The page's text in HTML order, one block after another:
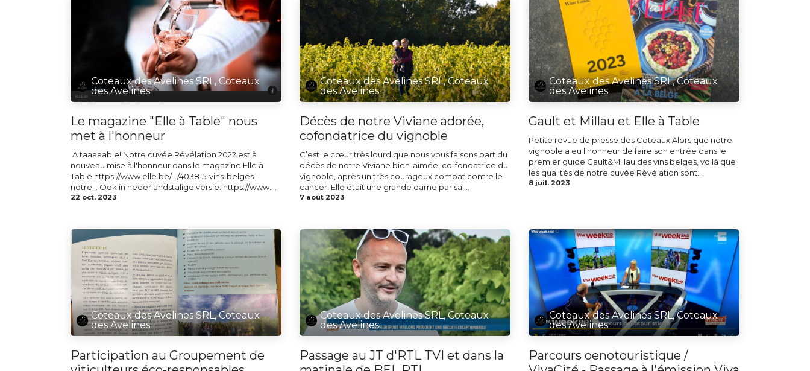
Coteaux des Avelines SRL, Coteaux
des Avelines
Le magazine "Elle à Table" nous
met à l'honneur
​ A taaaaable! Notre cuvée Révélation 2022 est à
nouveau mise à l'honneur dans le magazine Elle à
Table https://www.elle.be/.../403815-vins-belges-
notre... Ook in nederlandstalige versie: https://www....
22 oct. 2023
Coteaux des Avelines SRL, Coteaux
des Avelines
Décès de notre Viviane adorée,
cofondatrice du vignoble
C’est le cœur très lourd que nous vous faisons part du
décès de notre Viviane bien-aimée, co-fondatrice du
vignoble, après un très courageux combat contre le
cancer. Elle était une grande dame par sa ...
7 août 2023
Coteaux des Avelines SRL, Coteaux
des Avelines
Gault et Millau et Elle à Table
Petite revue de presse des Coteaux Alors que notre
vignoble a eu l'honneur de faire son entrée dans le
premier guide Gault&Millau des vins belges, voilà que
les qualités de notre cuvée Révélation sont...
8 juil. 2023
Coteaux des Avelines SRL, Coteaux
des Avelines
Participation au Groupement de
Coteaux des Avelines SRL, Coteaux
des Avelines
Passage au JT d'RTL TVI et dans la
Coteaux des Avelines SRL, Coteaux
des Avelines
Parcours oenotouristique /